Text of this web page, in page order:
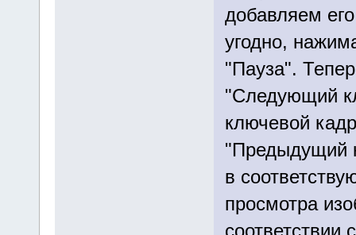
добавляем
угодно,
"Пауза".
"Следующий
ключевой
"Предыдущий
в
просмотра